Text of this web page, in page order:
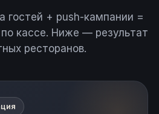
гостей + push-кампании =
кассе. Ниже — результат
ресторанов.